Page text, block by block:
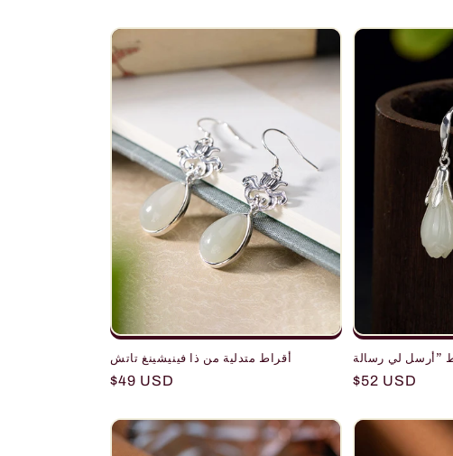
أقراط متدلية من ذا فينيشينغ تاتش
Regular
$49 USD
Regular
$52 USD